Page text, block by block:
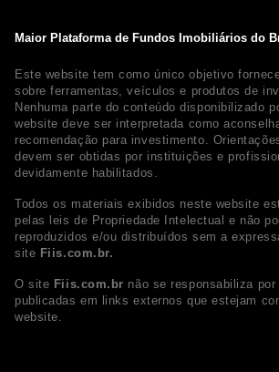
Maior Plataforma de Fundos Imobiliários do
Este website tem como único objetivo
sobre ferramentas, veículos e produtos de
Nenhuma parte do conteúdo disponibilizado
website deve ser interpretada como
recomendação para investimento.
devem ser obtidas por instituições e
devidamente habilitados.
Todos os materiais exibidos neste website
pelas leis de Propriedade Intelectual e não
reproduzidos e/ou distribuídos sem a
site Fiis.com.br.
O site Fiis.com.br não se responsabiliza por
publicadas em links externos que estejam
website.